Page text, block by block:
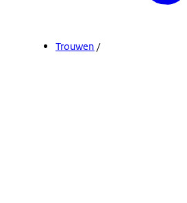
Trouwen /